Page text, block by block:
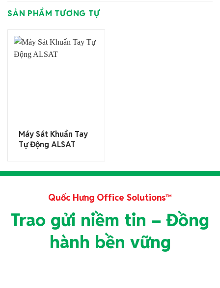
SẢN PHẨM TƯƠNG TỰ
Máy Sát Khuẩn Tay
Tự Động ALSAT
Quốc Hưng Office Solutions™
Trao gửi niềm tin – Đồng
hành bền vững